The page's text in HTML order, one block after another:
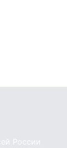
России